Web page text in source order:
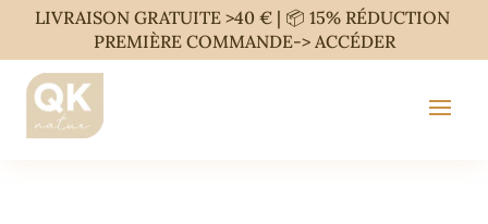
LIVRAISON GRATUITE >40 € | 📦 15% RÉDUCTION
PREMIÈRE COMMANDE-> ACCÉDER